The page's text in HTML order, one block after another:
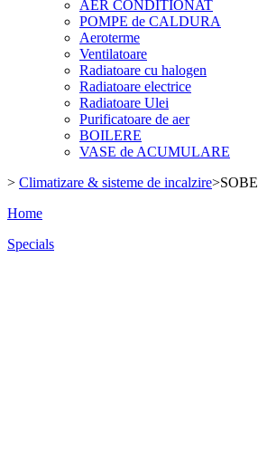
AER CONDITIONAT
POMPE de CALDURA
Aeroterme
Ventilatoare
Radiatoare cu halogen
Radiatoare electrice
Radiatoare Ulei
Purificatoare de aer
BOILERE
VASE de ACUMULARE
> Climatizare & sisteme de incalzire>SOBE
Home
Specials